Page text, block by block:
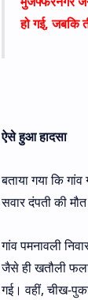
हो गई, जबकि
ऐसे हुआ हादसा
बताया गया कि
सवार दंपती की
गांव पमनावली
जैसे ही खतौली
गई। वहीं, चीख-